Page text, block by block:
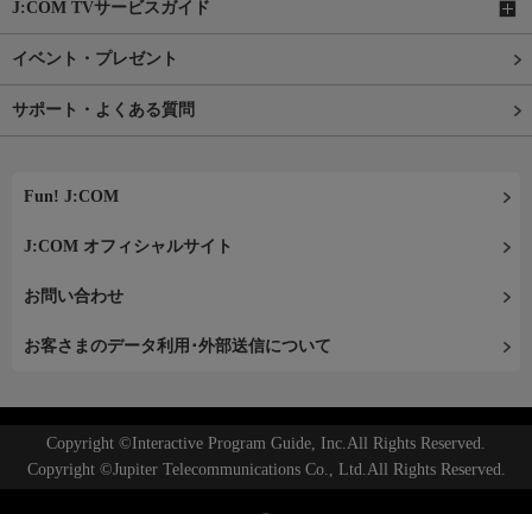
J:COM TVサービスガイド
イベント・プレゼント
サポート・よくある質問
Fun! J:COM
J:COM オフィシャルサイト
お問い合わせ
お客さまのデータ利用･外部送信について
Copyright ©Interactive Program Guide, Inc.All Rights Reserved.
Copyright ©Jupiter Telecommunications Co., Ltd.All Rights Reserved.